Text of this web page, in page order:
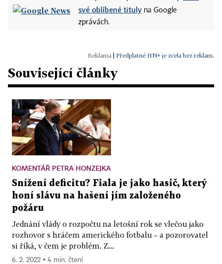
své oblíbené tituly na Google
zprávách.
Předplatné HN+ je zcela bez reklam.
Související články
KOMENTÁŘ PETRA HONZEJKA
Snížení deficitu? Fiala je jako hasič, který
honí slávu na hašení jím založeného
požáru
Jednání vlády o rozpočtu na letošní rok se vlečou jako
rozhovor s hráčem amerického fotbalu – a pozorovatel
si říká, v čem je problém. Z...
6. 2. 2022 ▪ 4 min. čtení